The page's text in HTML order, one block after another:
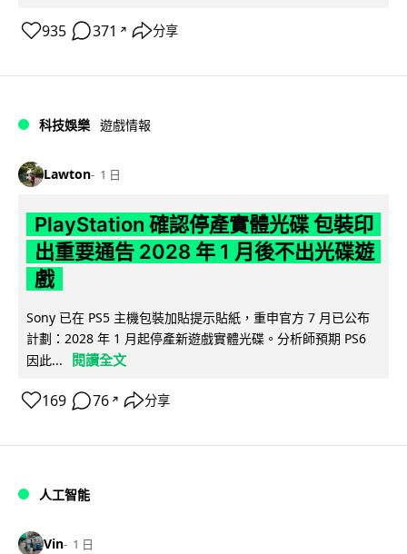
935 371 ↗ 分享
科技娛樂 遊戲情報
Lawton 1 日
PlayStation 確認停產實體光碟 包裝印
出重要通告 2028 年 1 月後不出光碟遊
戲
Sony 已在 PS5 主機包裝加貼提示貼紙，重申官方 7 月已公布
計劃：2028 年 1 月起停產新遊戲實體光碟。分析師預期 PS6
因此...
閱讀全文
169 76 ↗ 分享
人工智能
Vin 1 日